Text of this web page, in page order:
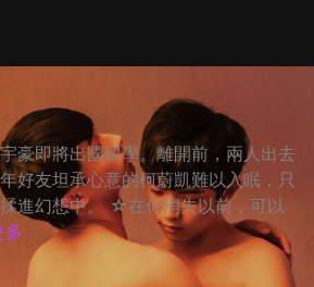
豪即將出國留學。離開前，兩人出去
好友坦承心意的柯蔚凱難以入眠，只
進幻想中。 ☆在你消失以前，可以
多